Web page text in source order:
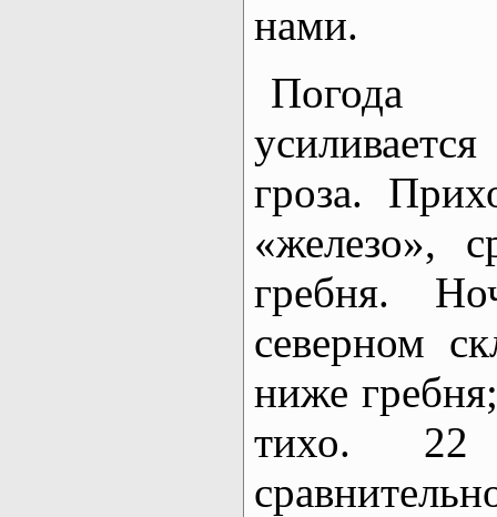
нами.
Погода
гроза.
«железо»,
гребня.
северном
ниже
тихо. 22